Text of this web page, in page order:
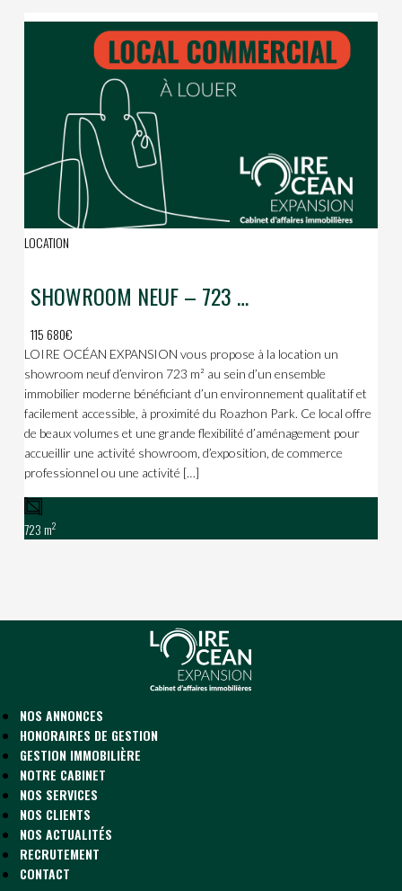
LOCATION
SHOWROOM NEUF – 723 m² – Roazhon Park
115 680€
LOIRE OCÉAN EXPANSION vous propose à la location un
showroom neuf d’environ 723 m² au sein d’un ensemble
immobilier moderne bénéficiant d’un environnement qualitatif et
facilement accessible, à proximité du Roazhon Park. Ce local offre
de beaux volumes et une grande flexibilité d’aménagement pour
accueillir une activité showroom, d’exposition, de commerce
professionnel ou une activité […]
723 m2
NOS ANNONCES
HONORAIRES DE GESTION
GESTION IMMOBILIÈRE
NOTRE CABINET
NOS SERVICES
NOS CLIENTS
NOS ACTUALITÉS
RECRUTEMENT
CONTACT